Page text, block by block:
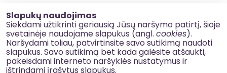
Slapukų naudojimas
Siekdami užtikrinti geriausią Jūsų naršymo patirtį, šioje
svetainėje naudojame slapukus (angl. cookies).
Naršydami toliau, patvirtinsite savo sutikimą naudoti
slapukus. Savo sutikimą bet kada galėsite atšaukti,
pakeisdami interneto naršyklės nustatymus ir
ištrindami įrašytus slapukus.
Slapukų naudojimas
Korupcijos prevencija
Kontaktai